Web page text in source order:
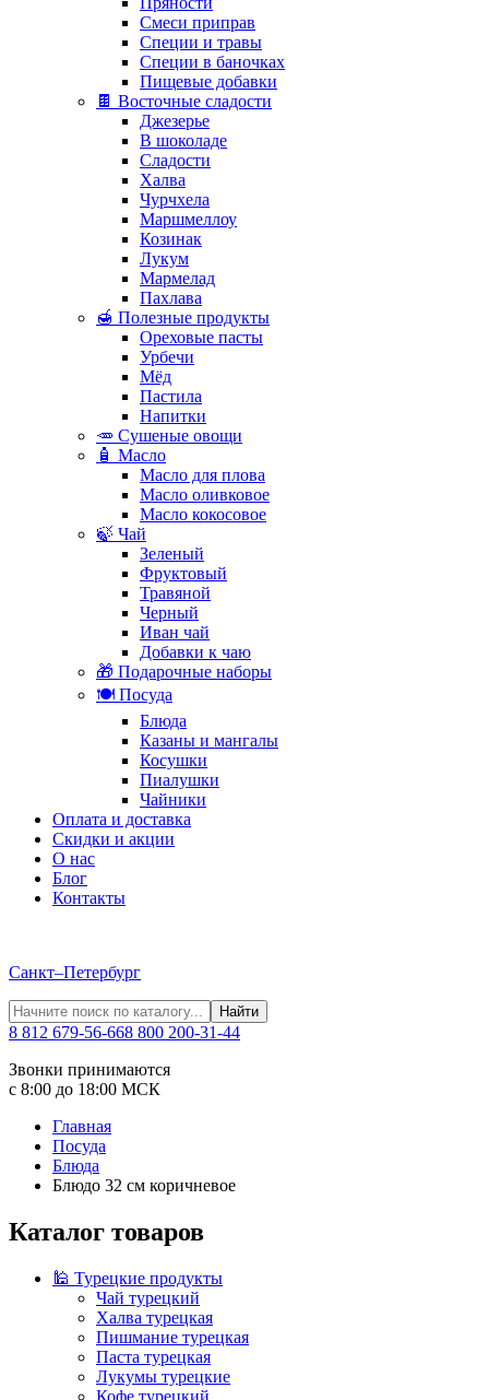
Смеси приправ
Специи и травы
Специи в баночках
Пищевые добавки
🍫 Восточные сладости
Джезерье
В шоколаде
Сладости
Халва
Чурчхела
Маршмеллоу
Козинак
Лукум
Мармелад
Пахлава
🍯 Полезные продукты
Ореховые пасты
Урбечи
Мёд
Пастила
Напитки
🥕 Сушеные овощи
🧴 Масло
Масло для плова
Масло оливковое
Масло кокосовое
🍃 Чай
Зеленый
Фруктовый
Травяной
Черный
Иван чай
Добавки к чаю
🎁 Подарочные наборы
🍽️ Посуда
Блюда
Казаны и мангалы
Косушки
Пиалушки
Чайники
Оплата и доставка
Скидки и акции
О нас
Блог
Контакты
Санкт–Петербург
Найти
8 812 679-56-668 800 200-31-44
Звонки принимаются
с 8:00 до 18:00 МСК
Главная
Посуда
Блюда
Блюдо 32 см коричневое
Каталог товаров
🕌 Турецкие продукты
Чай турецкий
Халва турецкая
Пишмание турецкая
Паста турецкая
Лукумы турецкие
Кофе турецкий